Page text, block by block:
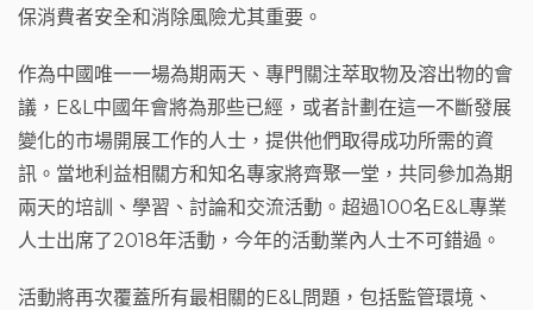
保消費者安全和消除風險尤其重要。
作為中國唯一一場為期兩天、專門關注萃取物及溶出物的會
議，E&L中國年會將為那些已經，或者計劃在這一不斷發展
變化的市場開展工作的人士，提供他們取得成功所需的資
訊。當地利益相關方和知名專家將齊聚一堂，共同參加為期
兩天的培訓、學習、討論和交流活動。超過100名E&L專業
人士出席了2018年活動，今年的活動業內人士不可錯過。
活動將再次覆蓋所有最相關的E&L問題，包括監管環境、